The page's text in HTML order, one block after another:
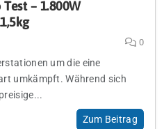
– 1.800W
0
um die eine
umkämpft. Während sich
Zum Beitrag